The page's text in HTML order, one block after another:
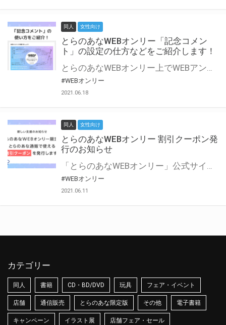
同人 女性向け
とらのあなWEBオンリー「記念コメン
ト」の設定の仕方などをご紹介します！
とらのあなWEBオンリー上でWEBアンソロジーが作成できる「記念コメント」について、その使い方や作成手順を解説します！ 支援タイプを「サークル参加型」「サークル参加型・マルシェ(イベント会場)機能付き」でお申し込みいただいている主催者様はぜひご活用ください♪ とらのあなWEBオンリーサイトはこちら
#WEBオンリー
2021.06.18
同人 女性向け
とらのあなWEBオンリー 割引クーポン発
行のお知らせ
「とらのあなWEBオンリー」公式サイトでとらのあな通販の「割引クーポン」を配布中！ イベントごとに開催当日限定で使える割引クーポンのシリアルコードを発行します。 とらのあなWEBオンリーのページをチェックして、イベント当日にお得にお買い物を楽しみましょう♪ ※本キャンペーンは予告なく終了する場合がございます。 とらのあなWEBオンリーサイトはこちら
#WEBオンリー
2021.06.11
カテゴリー
同人 書籍 CD・BD/DVD 玩具 フェア・イベント
店舗 通信販売 とらのあな限定版 その他 電子書籍
キャンペーン イラスト展 店舗フェア・セール